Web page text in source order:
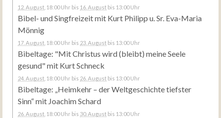
12. August , 18:00 Uhr bis 16. August bis 13:00 Uhr
Bibel- und Singfreizeit mit Kurt Philipp u. Sr. Eva-Maria
Mönnig
17. August , 18:00 Uhr bis 23. August bis 13:00 Uhr
Bibeltage: "Mit Christus wird (bleibt) meine Seele
gesund" mit Kurt Schneck
24. August , 18:00 Uhr bis 26. August bis 13:00 Uhr
Bibeltage: „Heimkehr – der Weltgeschichte tiefster
Sinn“ mit Joachim Schard
26. August , 18:00 Uhr bis 30. August bis 13:00 Uhr